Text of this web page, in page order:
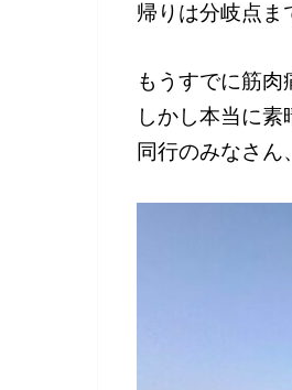
帰りは分岐点ま
もうすでに筋肉
しかし本当に素
同行のみなさん